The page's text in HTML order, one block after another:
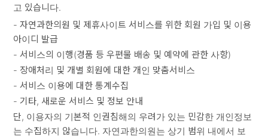
고 있습니다.
- 자연과한의원 및 제휴사이트 서비스를 위한 회원 가입 및 이용
아이디 발급
- 서비스의 이행(경품 등 우편물 배송 및 예약에 관한 사항)
- 장애처리 및 개별 회원에 대한 개인 맞춤서비스
- 서비스 이용에 대한 통계수집
- 기타, 새로운 서비스 및 정보 안내
단, 이용자의 기본적 인권침해의 우려가 있는 민감한 개인정보
는 수집하지 않습니다. 자연과한의원는 상기 범위 내에서 보